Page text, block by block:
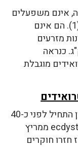
אינם משפעלים
רצפטורים של הורמונים סטרואידליים (1). הם אינם
מזרעים
כנראה
מוגבלת
השימוש באקדיסטרואידים כתוספי מזון התחיל לפני כ-40
שנה כש-Burdette (6) גילה ש- ecdysterone ממריץ
חזרו חוקרים